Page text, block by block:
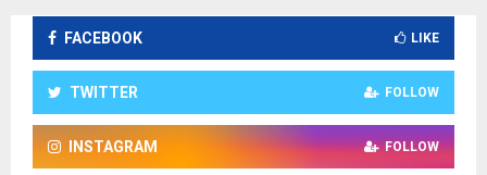
FACEBOOK LIKE
TWITTER FOLLOW
INSTAGRAM FOLLOW